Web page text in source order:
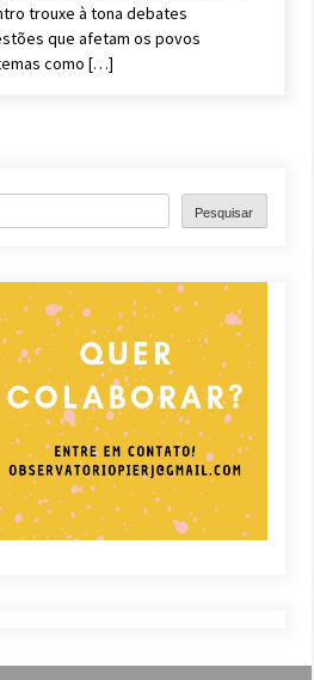
trouxe à tona debates
que afetam os povos
como […]
Pesquisar